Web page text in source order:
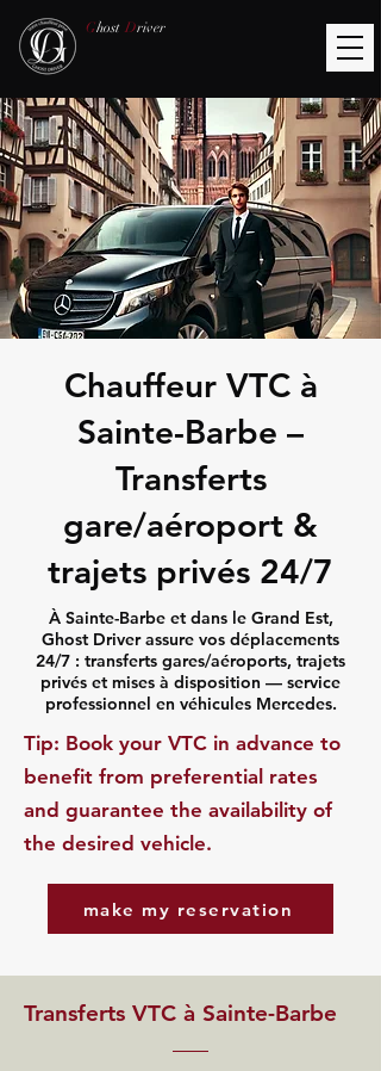
Ghost Driver
Chauffeur VTC à
Sainte-Barbe –
Transferts
gare/aéroport &
trajets privés 24/7
À Sainte-Barbe et dans le Grand Est,
Ghost Driver assure vos déplacements
24/7 : transferts gares/aéroports, trajets
privés et mises à disposition — service
professionnel en véhicules Mercedes.
​Tip: Book your VTC in advance to
benefit from preferential rates
and guarantee the availability of
the desired vehicle.
make my reservation
Transferts VTC à Sainte-Barbe